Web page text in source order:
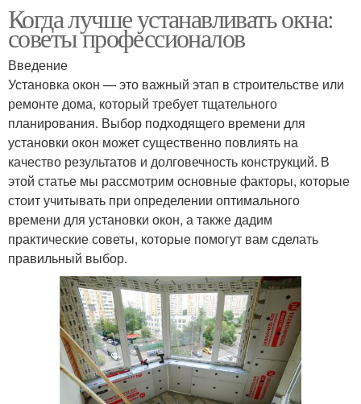
Когда лучше устанавливать окна:
советы профессионалов
Введение
Установка окон — это важный этап в строительстве или
ремонте дома, который требует тщательного
планирования. Выбор подходящего времени для
установки окон может существенно повлиять на
качество результатов и долговечность конструкций. В
этой статье мы рассмотрим основные факторы, которые
стоит учитывать при определении оптимального
времени для установки окон, а также дадим
практические советы, которые помогут вам сделать
правильный выбор.